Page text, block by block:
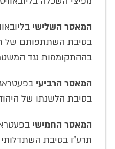
המאסר השלישי
בסיבת השתתפותם של
בההתקוממות נגד
המאסר הרביעי
בסיבת הלשנתו של
המאסר החמישי
תרע"ו בסיבת השתדלותי